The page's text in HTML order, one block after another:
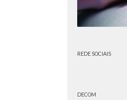
REDE SOCIAIS
DECOM